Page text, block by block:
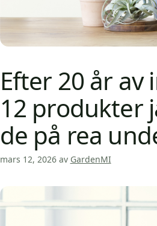
Efter 20 år
12 produkter
de på rea
mars 12, 2026 av GardenMI